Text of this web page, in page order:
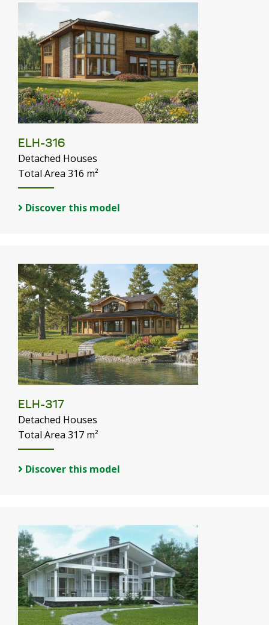
ELH-316
Detached Houses
Total Area 316 m²
Discover this model
ELH-317
Detached Houses
Total Area 317 m²
Discover this model